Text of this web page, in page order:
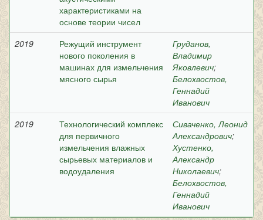
характеристиками на
основе теории чисел
2019
Режущий инструмент
нового поколения в
машинах для измельчения
мясного сырья
Груданов,
Владимир
Яковлевич;
Белохвостов,
Геннадий
Иванович
2019
Технологический комплекс
для первичного
измельчения влажных
сырьевых материалов и
водоудаления
Сиваченко, Леонид
Александрович;
Хустенко,
Александр
Николаевич;
Белохвостов,
Геннадий
Иванович